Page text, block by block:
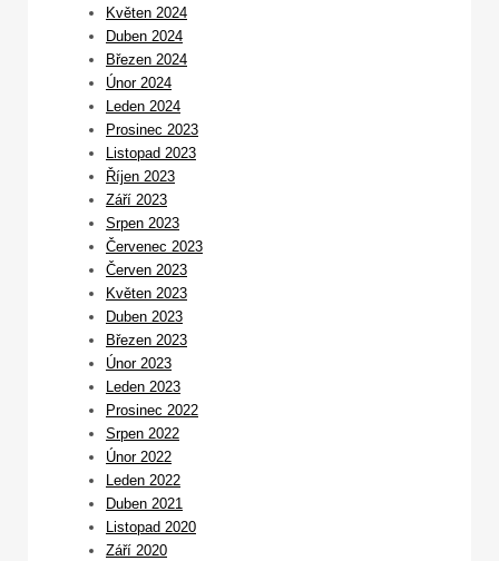
Květen 2024
Duben 2024
Březen 2024
Únor 2024
Leden 2024
Prosinec 2023
Listopad 2023
Říjen 2023
Září 2023
Srpen 2023
Červenec 2023
Červen 2023
Květen 2023
Duben 2023
Březen 2023
Únor 2023
Leden 2023
Prosinec 2022
Srpen 2022
Únor 2022
Leden 2022
Duben 2021
Listopad 2020
Září 2020